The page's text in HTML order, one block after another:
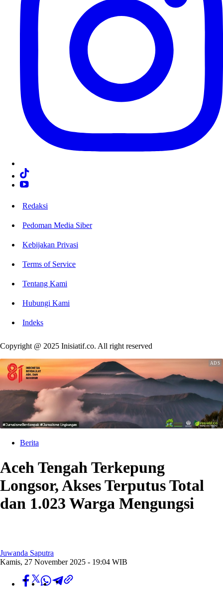
Redaksi
Pedoman Media Siber
Kebijakan Privasi
Terms of Service
Tentang Kami
Hubungi Kami
Indeks
Copyright @ 2025 Inisiatif.co. All right reserved
Berita
Aceh Tengah Terkepung
Longsor, Akses Terputus Total
dan 1.023 Warga Mengungsi
Juwanda Saputra
Kamis, 27 November 2025 - 19:04 WIB